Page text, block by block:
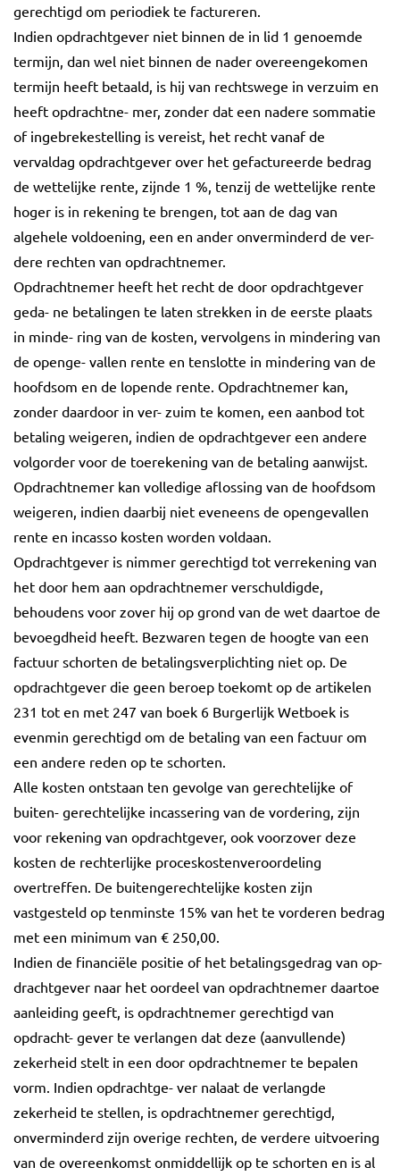
gerechtigd om periodiek te factureren.
Indien opdrachtgever niet binnen de in lid 1 genoemde
termijn, dan wel niet binnen de nader overeengekomen
termijn heeft betaald, is hij van rechtswege in verzuim en
heeft opdrachtne- mer, zonder dat een nadere sommatie
of ingebrekestelling is vereist, het recht vanaf de
vervaldag opdrachtgever over het gefactureerde bedrag
de wettelijke rente, zijnde 1 %, tenzij de wettelijke rente
hoger is in rekening te brengen, tot aan de dag van
algehele voldoening, een en ander onverminderd de ver-
dere rechten van opdrachtnemer.
Opdrachtnemer heeft het recht de door opdrachtgever
geda- ne betalingen te laten strekken in de eerste plaats
in minde- ring van de kosten, vervolgens in mindering van
de openge- vallen rente en tenslotte in mindering van de
hoofdsom en de lopende rente. Opdrachtnemer kan,
zonder daardoor in ver- zuim te komen, een aanbod tot
betaling weigeren, indien de opdrachtgever een andere
volgorder voor de toerekening van de betaling aanwijst.
Opdrachtnemer kan volledige aflossing van de hoofdsom
weigeren, indien daarbij niet eveneens de opengevallen
rente en incasso kosten worden voldaan.
Opdrachtgever is nimmer gerechtigd tot verrekening van
het door hem aan opdrachtnemer verschuldigde,
behoudens voor zover hij op grond van de wet daartoe de
bevoegdheid heeft. Bezwaren tegen de hoogte van een
factuur schorten de betalingsverplichting niet op. De
opdrachtgever die geen beroep toekomt op de artikelen
231 tot en met 247 van boek 6 Burgerlijk Wetboek is
evenmin gerechtigd om de betaling van een factuur om
een andere reden op te schorten.
Alle kosten ontstaan ten gevolge van gerechtelijke of
buiten- gerechtelijke incassering van de vordering, zijn
voor rekening van opdrachtgever, ook voorzover deze
kosten de rechterlijke proceskostenveroordeling
overtreffen. De buitengerechtelijke kosten zijn
vastgesteld op tenminste 15% van het te vorderen bedrag
met een minimum van € 250,00.
Indien de financiële positie of het betalingsgedrag van op-
drachtgever naar het oordeel van opdrachtnemer daartoe
aanleiding geeft, is opdrachtnemer gerechtigd van
opdracht- gever te verlangen dat deze (aanvullende)
zekerheid stelt in een door opdrachtnemer te bepalen
vorm. Indien opdrachtge- ver nalaat de verlangde
zekerheid te stellen, is opdrachtnemer gerechtigd,
onverminderd zijn overige rechten, de verdere uitvoering
van de overeenkomst onmiddellijk op te schorten en is al